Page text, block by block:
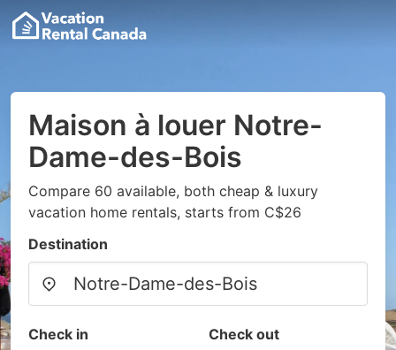
Maison à louer Notre-
Dame-des-Bois
Compare 60 available, both cheap & luxury
vacation home rentals, starts from C$26
Destination
Check in Check out